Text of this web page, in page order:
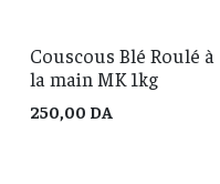
Couscous Blé Roulé à
la main MK 1kg
250,00 DA